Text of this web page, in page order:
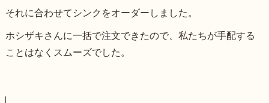
それに合わせてシンクをオーダーしました。
ホシザキさんに一括で注文できたので、私たちが手配する
ことはなくスムーズでした。